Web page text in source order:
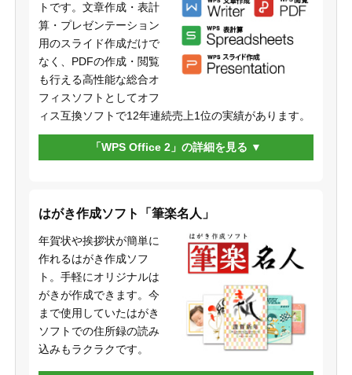
トです。文章作成・表計
算・プレゼンテーション
用のスライド作成だけで
なく、PDFの作成・閲覧
も行える高性能な総合オ
フィスソフトとしてオフ
ィス互換ソフトで12年連続売上1位の実績があります。
「WPS Office 2」の詳細を見る
はがき作成ソフト「筆楽名人」
年賀状や挨拶状が簡単に
作れるはがき作成ソフ
ト。手軽にオリジナルは
がきが作成できます。今
まで使用していたはがき
ソフトでの住所録の読み
込みもラクラクです。